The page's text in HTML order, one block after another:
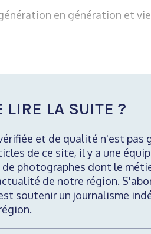
en génération et
LIRE LA SUITE ?
et de qualité n'est pas
de ce site, il y a une
photographes dont le
de notre région.
soutenir un journalisme